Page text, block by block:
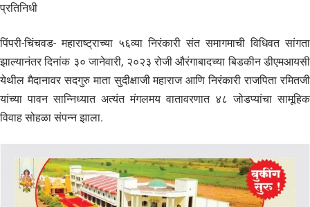
प्रतिनिधी
पिंपरी-चिंचवड- महाराष्ट्राच्या ५६व्या निरंकारी संत समागमाची विधिवत सांगता
झाल्यानंतर दिनांक ३० जानेवारी, २०२३ रोजी औरंगाबादच्या बिडकीन डीएमआयसी
येथील मैदानावर सदगुरु माता सुदीक्षाजी महाराज आणि निरंकारी राजपिता रमितजी
यांच्या पावन सान्निध्यात अत्यंत मंगलमय वातावरणात ४८ जोडप्यांचा सामूहिक
विवाह सोहळा संपन्न झाला.